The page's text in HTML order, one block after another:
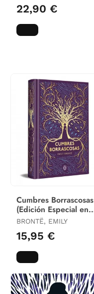
22,90 €
Cumbres Borrascosas
(Edición Especial en
Tapa Dura)
BRONTË, EMILY
15,95 €